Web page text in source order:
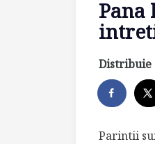
Distribuie
Parintii